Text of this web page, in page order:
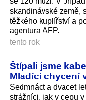
skandinávské země,
těžkého kuplířství a
agentura AFP.
tento rok
Štípali jsme
Mladíci chycení
Sedmnáct a dvacet
strážníci, jak v depu